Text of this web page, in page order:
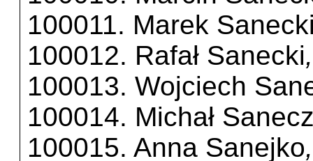
100011. Marek
100012. Rafał Sanecki
100013. Wojciech
100014. Michał
100015. Anna Sanejko